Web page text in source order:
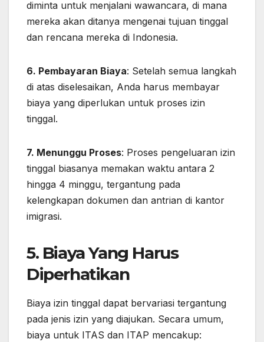
diminta untuk menjalani wawancara, di mana
mereka akan ditanya mengenai tujuan tinggal
dan rencana mereka di Indonesia.
6. Pembayaran Biaya: Setelah semua langkah
di atas diselesaikan, Anda harus membayar
biaya yang diperlukan untuk proses izin
tinggal.
7. Menunggu Proses: Proses pengeluaran izin
tinggal biasanya memakan waktu antara 2
hingga 4 minggu, tergantung pada
kelengkapan dokumen dan antrian di kantor
imigrasi.
5. Biaya Yang Harus
Diperhatikan
Biaya izin tinggal dapat bervariasi tergantung
pada jenis izin yang diajukan. Secara umum,
biaya untuk ITAS dan ITAP mencakup: